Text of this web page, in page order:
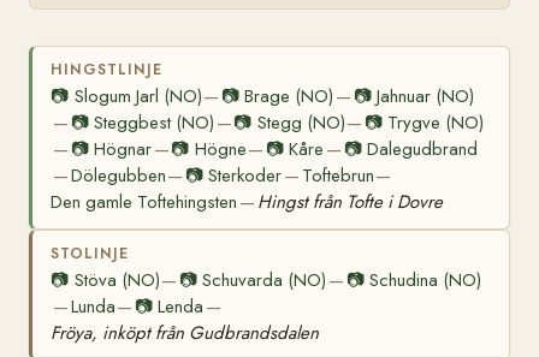
HINGSTLINJE
📷 Slogum Jarl (NO)— 📷Brage (NO) — 📷Jahnuar (NO)
— 📷Steggbest (NO) —📷 Stegg (NO)— 📷 Trygve (NO)
— 📷Högnar—📷 Högne— 📷Kåre — 📷 Dalegudbrand
—Dölegubben— 📷Sterkoder— Toftebrun—
Den gamle Toftehingsten — Hingst från Tofte i Dovre
STOLINJE
📷 Stöva (NO)— 📷Schuvarda (NO) — 📷 Schudina (NO)
—Lunda— 📷Lenda —
Fröya, inköpt från Gudbrandsdalen